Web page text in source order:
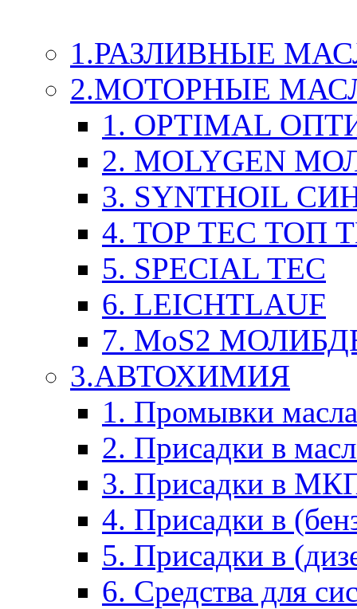
1.РАЗЛИВНЫЕ
2.МОТОРНЫЕ
1. OPTIMAL
2. MOLYGEN
3. SYNTHOIL
4. TOP TEC ТОП
5. SPECIAL TEC
6. LEICHTLAUF
7. MoS2
3.АВТОХИМИЯ
1. Промывки масла
2. Присадки в
3. Присадки в
4. Присадки в
5. Присадки в
6. Средства для